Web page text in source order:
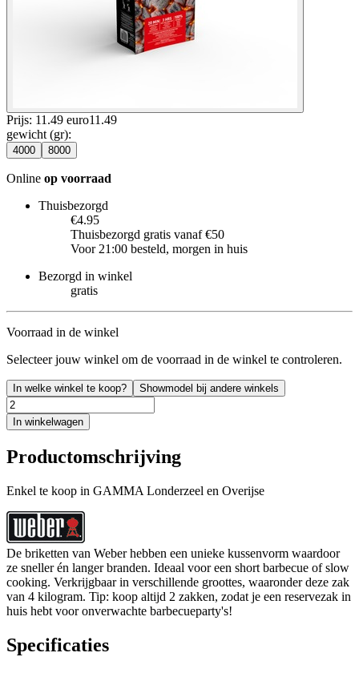
Prijs: 11.49 euro11 .49
gewicht (gr):
4000 8000
Online op voorraad
Thuisbezorgd
€4.95
Thuisbezorgd gratis vanaf €50
Voor 21:00 besteld, morgen in huis
Bezorgd in winkel
gratis
Voorraad in de winkel
Selecteer jouw winkel om de voorraad in de winkel te controleren.
In welke winkel te koop? Showmodel bij andere winkels
In winkelwagen
Productomschrijving
Enkel te koop in GAMMA Londerzeel en Overijse
De briketten van Weber hebben een unieke kussenvorm waardoor
ze sneller én langer branden. Ideaal voor een short barbecue of slow
cooking. Verkrijgbaar in verschillende groottes, waaronder deze zak
van 4 kilogram. Tip: koop altijd 2 zakken, zodat je een reservezak in
huis hebt voor onverwachte barbecueparty's!
Specificaties